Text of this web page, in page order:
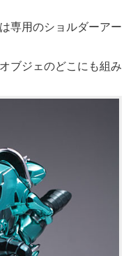
専用のショルダーアー
ブジェのどこにも組み